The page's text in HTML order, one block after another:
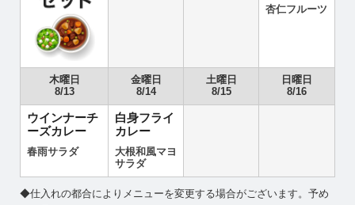
杏仁フルーツ
木曜日
8/13
金曜日
8/14
土曜日
8/15
日曜日
8/16
ウインナーチ
ーズカレー
春雨サラダ
白身フライ
カレー
大根和風マヨ
サラダ
◆仕入れの都合によりメニューを変更する場合がございます。予め